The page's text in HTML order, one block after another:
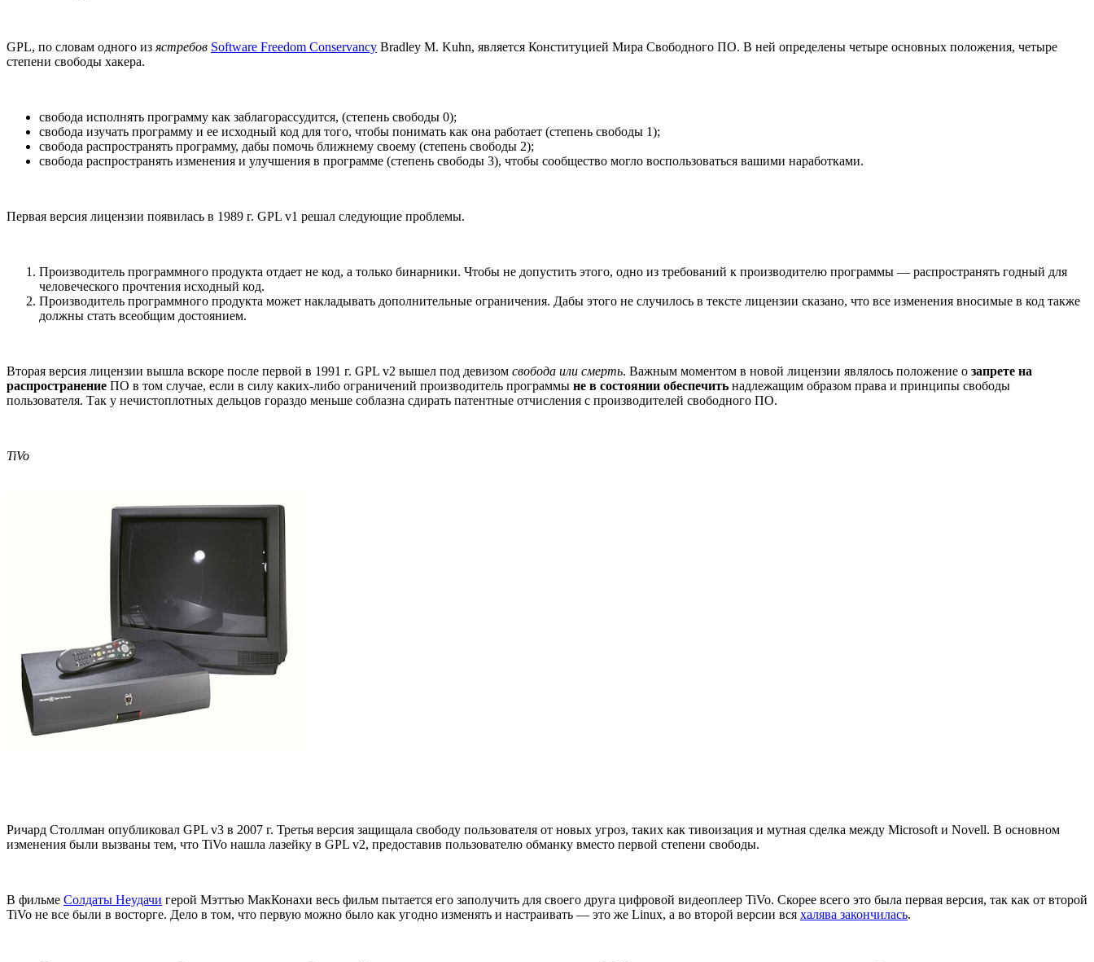
GPL, по словам одного из ястребов Software Freedom Conservancy Bradley M. Kuhn, является Конституцией Мира Свободного ПО. В ней определены четыре основных положения, четыре
степени свободы хакера.
свобода исполнять программу как заблагорассудится, (степень свободы 0);
свобода изучать программу и ее исходный код для того, чтобы понимать как она работает (степень свободы 1);
свобода распространять программу, дабы помочь ближнему своему (степень свободы 2);
свобода распространять изменения и улучшения в программе (степень свободы 3), чтобы сообщество могло воспользоваться вашими наработками.
Первая версия лицензии появилась в 1989 г. GPL v1 решал следующие проблемы.
Производитель программного продукта отдает не код, а только бинарники. Чтобы не допустить этого, одно из требований к производителю программы — распространять годный для
человеческого прочтения исходный код.
Производитель программного продукта может накладывать дополнительные ограничения. Дабы этого не случилось в тексте лицензии сказано, что все изменения вносимые в код также
должны стать всеобщим достоянием.
Вторая версия лицензии вышла вскоре после первой в 1991 г. GPL v2 вышел под девизом свобода или смерть. Важным моментом в новой лицензии являлось положение о запрете на
распространение ПО в том случае, если в силу каких-либо ограничений производитель программы не в состоянии обеспечить надлежащим образом права и принципы свободы
пользователя. Так у нечистоплотных дельцов гораздо меньше соблазна сдирать патентные отчисления с производителей свободного ПО.
TiVo
Ричард Столлман опубликовал GPL v3 в 2007 г. Третья версия защищала свободу пользователя от новых угроз, таких как тивоизация и мутная сделка между Microsoft и Novell. В основном
изменения были вызваны тем, что TiVo нашла лазейку в GPL v2, предоставив пользователю обманку вместо первой степени свободы.
В фильме Солдаты Неудачи герой Мэттью МакКонахи весь фильм пытается его заполучить для своего друга цифровой видеоплеер TiVo. Скорее всего это была первая версия, так как от второй
TiVo не все были в восторге. Дело в том, что первую можно было как угодно изменять и настраивать — это же Linux, а во второй версии вся халява закончилась.